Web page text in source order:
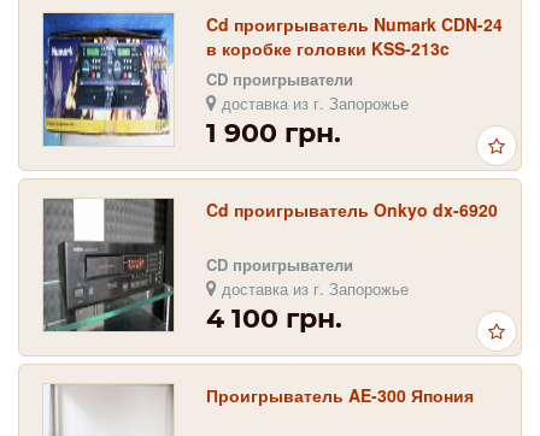
Cd проигрыватель Numark CDN-24
в коробке головки KSS-213c
CD проигрыватели
доставка из г. Запорожье
1 900 грн.
Cd проигрыватель Onkyo dx-6920
CD проигрыватели
доставка из г. Запорожье
4 100 грн.
Проигрыватель AE-300 Япония